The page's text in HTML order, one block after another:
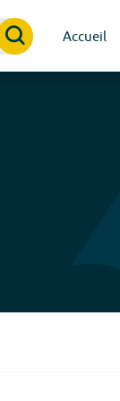
Accueil